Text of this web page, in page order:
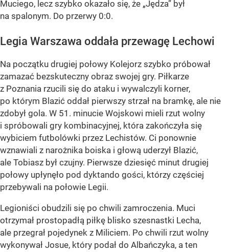
Muciego, lecz szybko okazało się, że „Jędza” był
na spalonym. Do przerwy 0:0.
Legia Warszawa oddała przewagę Lechowi
Na początku drugiej połowy Kolejorz szybko próbował
zamazać bezskuteczny obraz swojej gry. Piłkarze
z Poznania rzucili się do ataku i wywalczyli korner,
po którym Blazić oddał pierwszy strzał na bramkę, ale nie
zdobył gola. W 51. minucie Wojskowi mieli rzut wolny
i spróbowali gry kombinacyjnej, która zakończyła się
wybiciem futbolówki przez Lechistów. Ci ponownie
wznawiali z narożnika boiska i głową uderzył Blazić,
ale Tobiasz był czujny. Pierwsze dziesięć minut drugiej
połowy upłynęło pod dyktando gości, którzy częściej
przebywali na połowie Legii.
Legioniści obudzili się po chwili zamroczenia. Muci
otrzymał prostopadłą piłkę blisko szesnastki Lecha,
ale przegrał pojedynek z Miliciem. Po chwili rzut wolny
wykonywał Josue, który podał do Albańczyka, a ten